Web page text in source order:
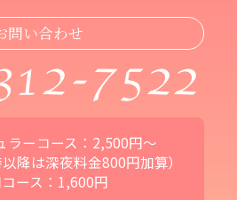
問い合わせ
7522
ラーコース：2,500円～
以降は深夜料金800円加算）
ース：1,600円